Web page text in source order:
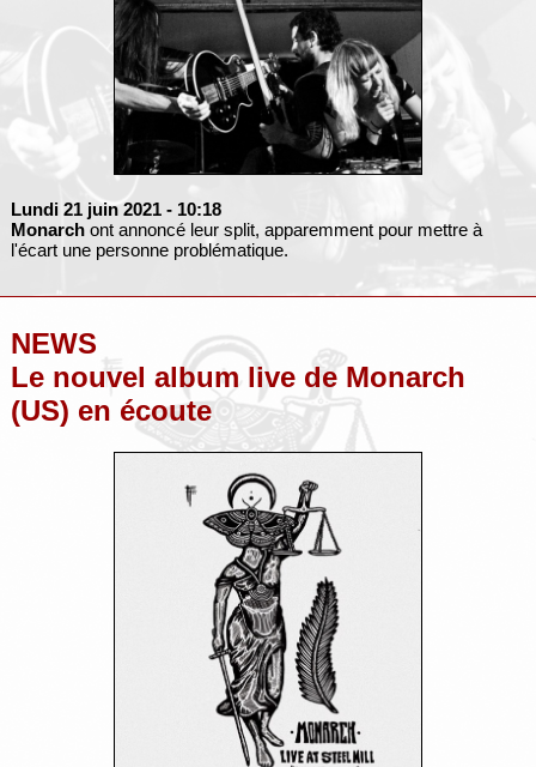
Lundi 21 juin 2021 - 10:18
Monarchont annoncé leur split, apparemment pour mettre à
l'écart une personne problématique.
NEWS
Le nouvel album live de Monarch
(US) en écoute